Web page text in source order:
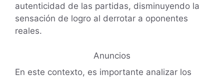
autenticidad de las partidas, disminuyendo la
sensación de logro al derrotar a oponentes
reales.
Anuncios
En este contexto, es importante analizar los